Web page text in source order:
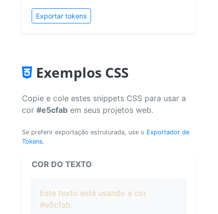
Exportar tokens
Exemplos CSS
Copie e cole estes snippets CSS para usar a
cor #e5cfab em seus projetos web.
Se preferir exportação estruturada, use o Exportador de
Tokens.
COR DO TEXTO
Este texto está usando a cor
#e5cfab.